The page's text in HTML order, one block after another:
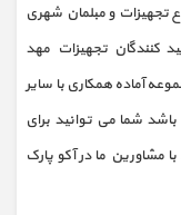
تجهیزات و مبلمان شهری
کنندگان تجهیزات مهد
آماده همکاری با سایر
شما می توانید برای
مشاورین ما در آکو پارک